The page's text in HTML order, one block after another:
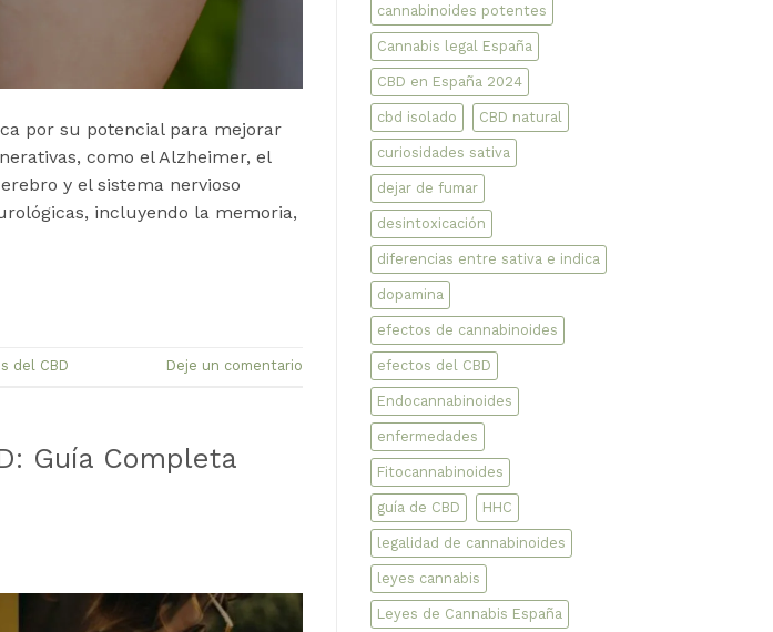
por su potencial para mejorar
como el Alzheimer, el
y el sistema nervioso
incluyendo la memoria,
del CBD Deje un comentario
Guía Completa
cannabinoides potentes
Cannabis legal España
CBD en España 2024
cbd isolado CBD natural
curiosidades sativa
dejar de fumar
desintoxicación
diferencias entre sativa e indica
dopamina
efectos de cannabinoides
efectos del CBD
Endocannabinoides
enfermedades
Fitocannabinoides
guía de CBD HHC
legalidad de cannabinoides
leyes cannabis
Leyes de Cannabis España